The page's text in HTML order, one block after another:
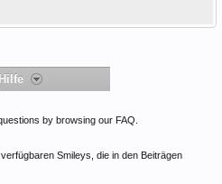
Hilfe
by browsing our FAQ.
Smileys, die in den Beiträgen